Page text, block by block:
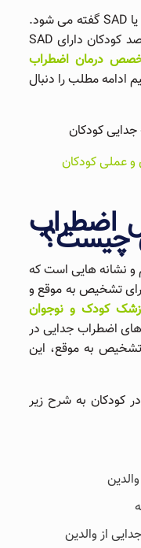
به این بیماری اختلال اضطراب جدایی یا SAD گفته می شود.
بر اساس منابع معتبر، سه تا چهار درصد کودکان دارای SAD
درمان اضطراب
ادامه مطلب را دنبال
عملی کودکان
اضطراب
چیست؟
و نشانه ‌هایی است که
تشخیص به ‌موقع و
کودک و نوجوان
های اضطراب جدایی در
تشخیص به‌ موقع، این
کودکان به شرح زیر
از والدین